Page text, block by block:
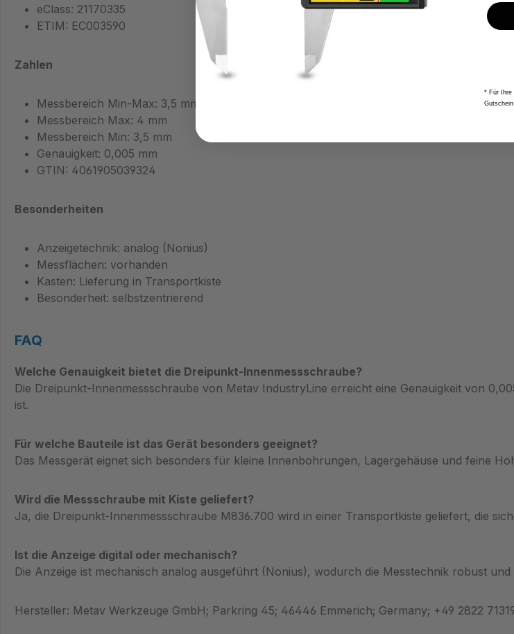
eClass: 21170335
ETIM: EC003590
Zahlen
Messbereich Min‑Max: 3,5 mm - 4 mm
Messbereich Max: 4 mm
Messbereich Min: 3,5 mm
Genauigkeit: 0,005 mm
GTIN: 4061905039324
Besonderheiten
Anzeigetechnik: analog (Nonius)
Messflächen: vorhanden
Kasten: Lieferung in Transportkiste
Besonderheit: selbstzentrierend
FAQ
Welche Genauigkeit bietet die Dreipunkt-Innenmessschraube?
Die Dreipunkt-Innenmessschraube von Metav IndustryLine erreicht eine Genauigkeit von
ist.
Für welche Bauteile ist das Gerät besonders geeignet?
Das Messgerät eignet sich besonders für kleine Innenbohrungen, Lagergehäuse und feine
Wird die Messschraube mit Kiste geliefert?
Ja, die Dreipunkt-Innenmessschraube M836.700 wird in einer Transportkiste geliefert, die
Ist die Anzeige digital oder mechanisch?
Die Anzeige ist mechanisch analog ausgeführt (Nonius), wodurch die Messtechnik robust
Hersteller: Metav Werkzeuge GmbH; Parkring 45; 46446 Emmerich; Germany; +49 2822
* Für Ihre